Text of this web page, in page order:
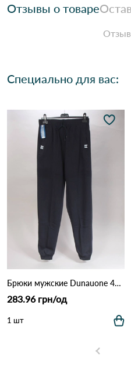
Отзывы о товаре
Специально для вас:
Брюки мужские Dunauone 41216 Различные цвета
283.96 грн/од
1 шт